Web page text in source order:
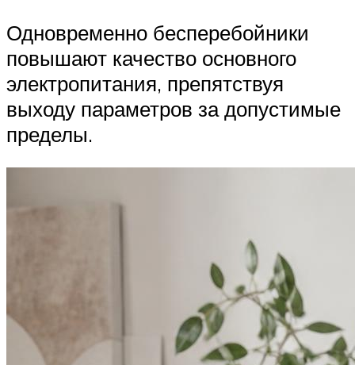
Одновременно бесперебойники
повышают качество основного
электропитания, препятствуя
выходу параметров за допустимые
пределы.